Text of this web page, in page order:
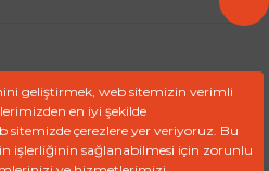
geliştirmek, web sitemizin verimli
en iyi şekilde
sitemizde çerezlere yer veriyoruz. Bu
işlerliğinin sağlanabilmesi için zorunlu